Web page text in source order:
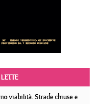
viabilità. Strade chiuse e